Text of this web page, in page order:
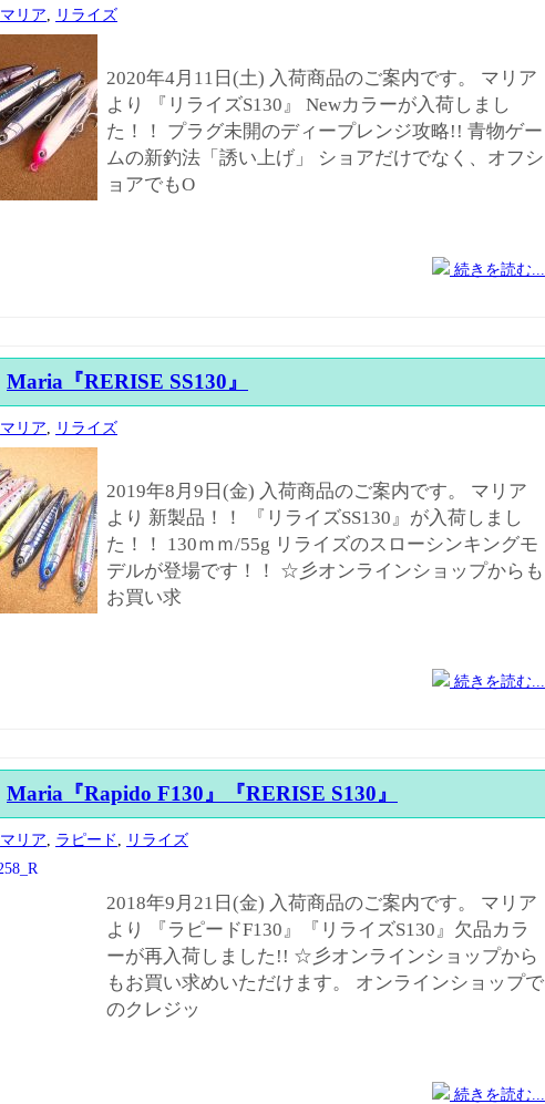
マリア リライズ
2020年4月11日(土) 入荷商品のご案内です。 マリア
より 『リライズS130』 Newカラーが入荷しまし
た！！ プラグ未開のディープレンジ攻略!! 青物ゲー
ムの新釣法「誘い上げ」 ショアだけでなく、オフシ
ョアでもO
続きを読む...
Maria『RERISE SS130』
マリア リライズ
2019年8月9日(金) 入荷商品のご案内です。 マリア
より 新製品！！ 『リライズSS130』が入荷しまし
た！！ 130ｍｍ/55g リライズのスローシンキングモ
デルが登場です！！ ☆彡オンラインショップからも
お買い求
続きを読む...
Maria『Rapido F130』『RERISE S130』
マリア ラピード リライズ
2018年9月21日(金) 入荷商品のご案内です。 マリア
より 『ラピードF130』『リライズS130』欠品カラ
ーが再入荷しました!! ☆彡オンラインショップから
もお買い求めいただけます。 オンラインショップで
のクレジッ
続きを読む...